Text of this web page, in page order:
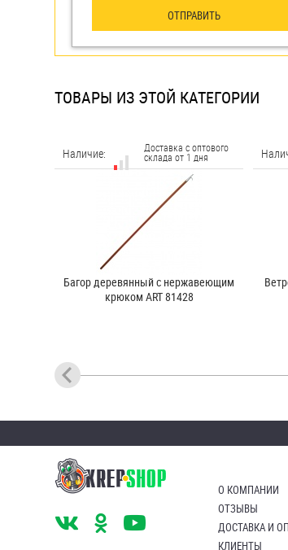
Шайбы
Штифты и пальцы
ОТПРАВИТЬ
ТОВАРЫ ИЗ ЭТОЙ КАТЕГОРИИ
Наличие: Доставка с оптового
склада от 1 дня
Багор деревянный с нержавеющим
крюком ART 81428
Доставка с оптового
склада от 1 дня
Доставка с оптового
склада от 1 дня
Лампа точечная для чтения ART
8842
О КОМПАНИИ
ОТЗЫВЫ
ДОСТАВКА И
КЛИЕНТЫ